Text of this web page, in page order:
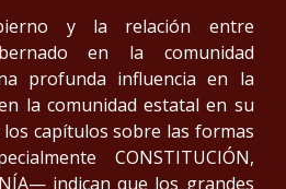
y la relación entre
en la comunidad
profunda influencia en la
la comunidad estatal en su
capítulos sobre las formas
CONSTITUCIÓN,
indican que los grandes